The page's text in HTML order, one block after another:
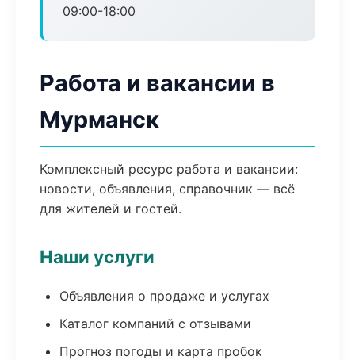
09:00-18:00
Работа и вакансии в
Мурманск
Комплексный ресурс работа и вакансии:
новости, объявления, справочник — всё
для жителей и гостей.
Наши услуги
Объявления о продаже и услугах
Каталог компаний с отзывами
Прогноз погоды и карта пробок